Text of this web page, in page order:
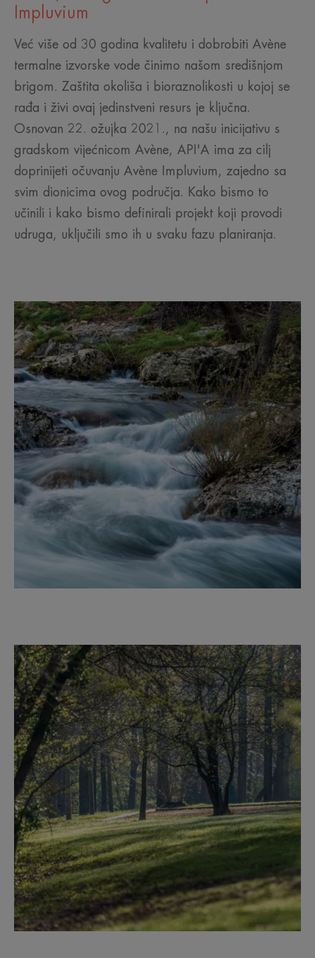
Impluvium
Već više od 30 godina kvalitetu i dobrobiti Avène
termalne izvorske vode činimo našom središnjom
brigom. Zaštita okoliša i bioraznolikosti u kojoj se
rađa i živi ovaj jedinstveni resurs je ključna.
Osnovan 22. ožujka 2021., na našu inicijativu s
gradskom vijećnicom Avène, API'A ima za cilj
doprinijeti očuvanju Avène Impluvium, zajedno sa
svim dionicima ovog područja. Kako bismo to
učinili i kako bismo definirali projekt koji provodi
udruga, uključili smo ih u svaku fazu planiranja.